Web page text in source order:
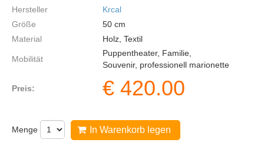
Hersteller
Krcal
Größe
50 cm
Material
Holz, Textil
Mobilität
Puppentheater, Familie,
Souvenir, professionell marionette
Preis: € 420.00
Menge In Warenkorb legen